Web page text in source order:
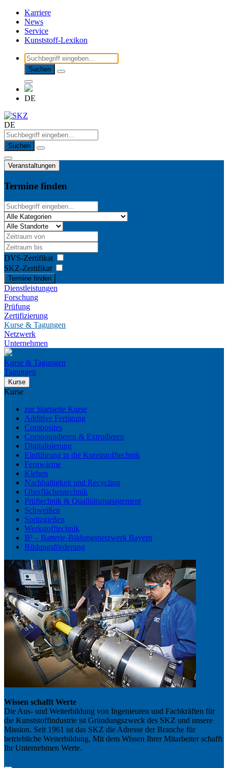
Karriere
News
Service
Kunststoff-Lexikon
Suchen
DE
DE
Suchen
Veranstaltungen
Termine finden
DVS-Zertifikat
SKZ-Zertifikat
Termine finden
Dienstleistungen
Forschung
Prüfung
Zertifizierung
Kurse & Tagungen
Netzwerk
Unternehmen
Kurse & Tagungen
Tagungen
Kurse
Kurse
zur Startseite Kurse
Additive Fertigung
Composites
Compoundieren & Extrudieren
Digitalisierung
Einführung in die Kunststofftechnik
Fernwärme
Kleben
Nachhaltigkeit und Recycling
Oberflächentechnik
Prüftechnik & Qualitätsmanagement
Schweißen
Spritzgießen
Werkstofftechnik
B³ – Batterie-Bildungsnetzwerk Bayern
Bildungsförderung
Wissen schafft Werte
Die Aus- und Weiterbildung von Ingenieuren und Fachkräften für
die Kunststoffindustrie ist Gründungszweck des SKZ und unsere
Mission. Seit 1961 ist das SKZ die Adresse der Branche für
betriebliche Weiterbildung. Mit dem Wissen Ihrer Mitarbeiter schafft
Ihr Unternehmen Werte.